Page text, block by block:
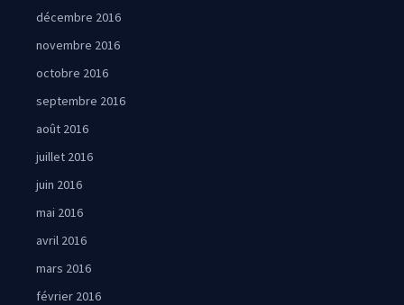
décembre 2016
novembre 2016
octobre 2016
septembre 2016
août 2016
juillet 2016
juin 2016
mai 2016
avril 2016
mars 2016
février 2016